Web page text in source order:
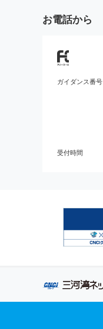
お電話から
ガイダンス番号
受付時間